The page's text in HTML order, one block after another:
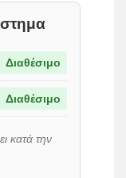
Διαθέσιμο
Διαθέσιμο
κατά την